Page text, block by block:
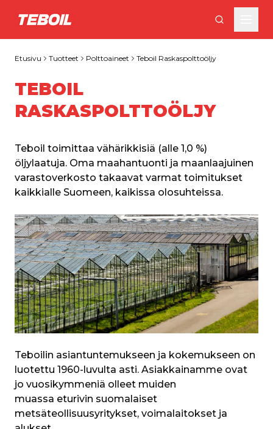
Siirry pääsisältöön
Etusivu Tuotteet Polttoaineet Teboil Raskaspolttoöljy
TEBOIL
RASKASPOLTTOÖLJY
Teboil toimittaa vähärikkisiä (alle 1,0 %)
öljylaatuja. Oma maahantuonti ja maanlaajuinen
varastoverkosto takaavat varmat toimitukset
kaikkialle Suomeen, kaikissa olosuhteissa.
Teboilin asiantuntemukseen ja kokemukseen on
luotettu 1960-luvulta asti. Asiakkainamme ovat
jo vuosikymmeniä olleet muiden
muassa eturivin suomalaiset
metsäteollisuusyritykset, voimalaitokset ja